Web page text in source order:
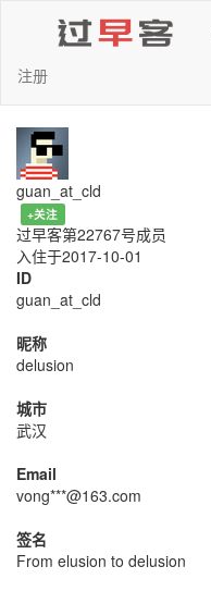
注册
guan_at_cld
+关注
过早客第22767号成员
入住于2017-10-01
ID
guan_at_cld
昵称
delusion
城市
武汉
Email
vong***@163.com
签名
From elusion to delusion